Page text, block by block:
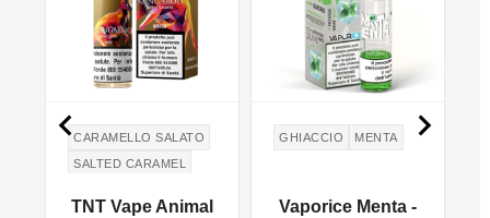
CARAMELLO SALATO
SALTED CARAMEL
TNT Vape Animal
GHIACCIO MENTA
Vaporice Menta -
 